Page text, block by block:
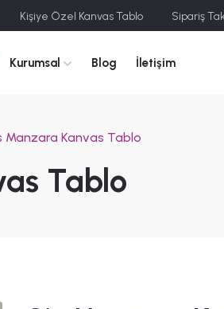
Kişiye Özel Kanvas Tablo Sipariş
Kurumsal Blog İletişim
Manzara Kanvas Tablo
Tablo